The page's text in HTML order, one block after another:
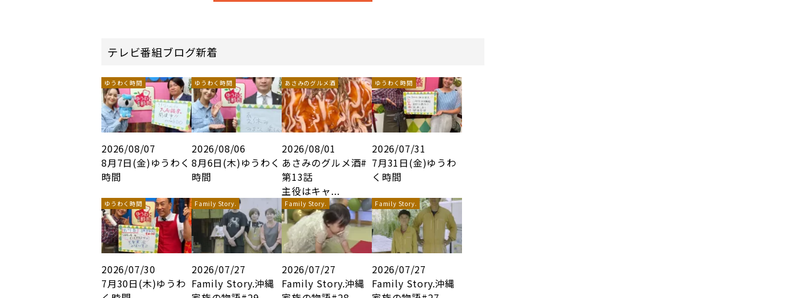
テレビ番組ブログ新着
ゆうわく時間
2026/08/07
8月7日(金)ゆうわく
時間
ゆうわく時間
2026/08/06
8月6日(木)ゆうわく
時間
あさみのグルメ酒
2026/08/01
あさみのグルメ酒#
第13話
主役はキャ...
ゆうわく時間
2026/07/31
7月31日(金)ゆうわ
く時間
ゆうわく時間
2026/07/30
7月30日(木)ゆうわ
Family Story.
2026/07/27
Family Story.沖縄
Family Story.
2026/07/27
Family Story.沖縄
Family Story.
2026/07/27
Family Story.沖縄